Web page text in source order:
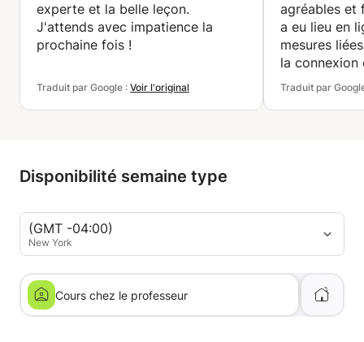
experte et la belle leçon.
J'attends avec impatience la
prochaine fois !
Traduit par Google : Voir l'original
agréables et
a eu lieu en
mesures
la connexion
avons pu
Traduit par
Disponibilité semaine type
(GMT -04:00)
New York
Cours chez le professeur